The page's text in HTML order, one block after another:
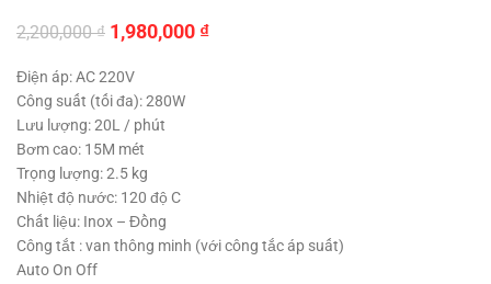
2,200,000₫ Giá
là:
2,200,000 ₫.
1,980,000 ₫Giá
Điện áp: AC 220V
Công suất (tối đa): 280W
Lưu lượng: 20L / phút
Bơm cao: 15M mét
Trọng lượng: 2.5 kg
Nhiệt độ nước: 120 độ C
Chất liệu: Inox – Đồng
Công tắt : van thông minh (với công tắc áp suất)
Auto On Off